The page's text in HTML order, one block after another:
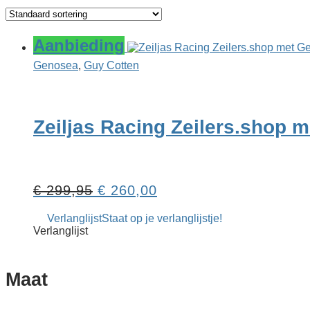
Aanbieding
Genosea, Guy Cotten
Zeiljas Racing Zeilers.shop
€299,95 Oorspronkelijke
was:
€ 260,00
is:
VerlanglijstStaat op je verlanglijstje!
Verlanglijst
Maat